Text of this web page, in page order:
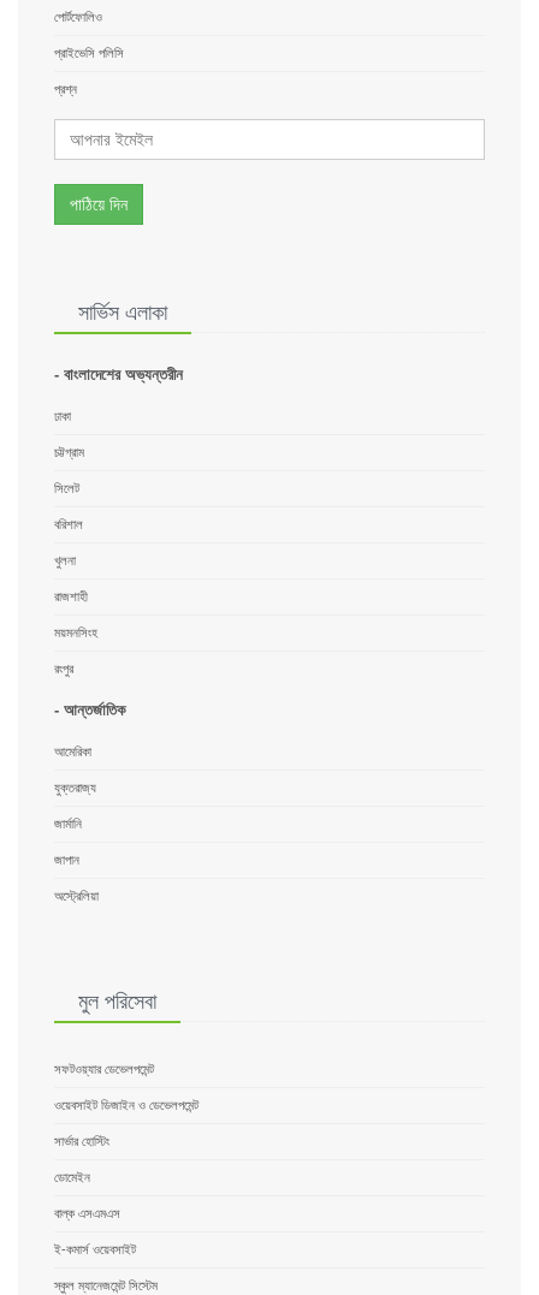
পোর্টফোলিও
প্রাইভেসি পলিসি
প্রশ্ন
পাঠিয়ে দিন
সার্ভিস এলাকা
- বাংলাদেশের অভ্যন্তরীন
ঢাকা
চট্টগ্রাম
সিলেট
বরিশাল
খুলনা
রাজশাহী
ময়মনসিংহ
রংপুর
- আন্তর্জাতিক
আমেরিকা
যুক্তরাজ্য
জার্মানি
জাপান
অস্ট্রেলিয়া
মুল পরিসেবা
সফটওয়্যার ডেভেলপমেন্ট
ওয়েবসাইট ডিজাইন ও ডেভেলপমেন্ট
সার্ভার হোস্টিং
ডোমেইন
বাল্ক এসএমএস
ই-কমার্স ওয়েবসাইট
স্কুল ম্যানেজমেন্ট সিস্টেম